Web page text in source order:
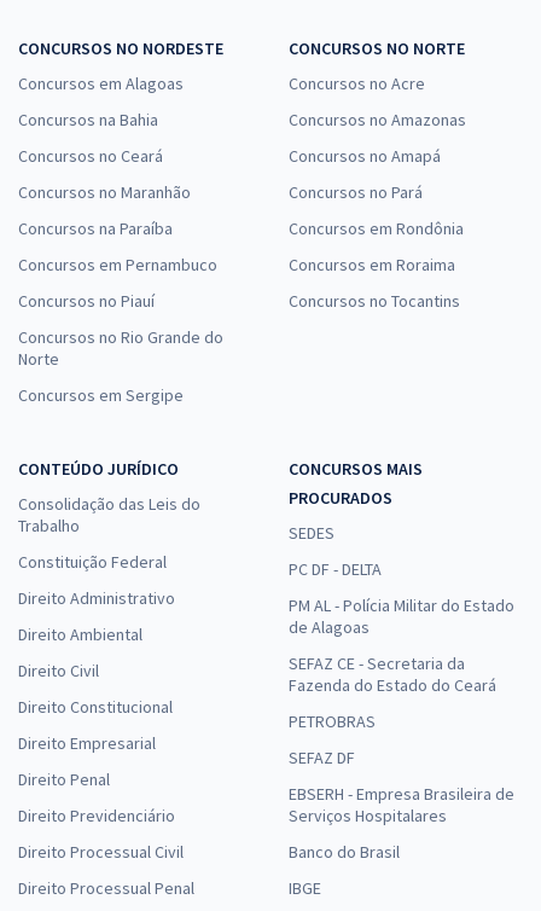
CONCURSOS NO NORDESTE
Concursos em Alagoas
Concursos na Bahia
Concursos no Ceará
Concursos no Maranhão
Concursos na Paraíba
Concursos em Pernambuco
Concursos no Piauí
Concursos no Rio Grande do
Norte
Concursos em Sergipe
CONCURSOS NO NORTE
Concursos no Acre
Concursos no Amazonas
Concursos no Amapá
Concursos no Pará
Concursos em Rondônia
Concursos em Roraima
Concursos no Tocantins
CONTEÚDO JURÍDICO
Consolidação das Leis do
Trabalho
Constituição Federal
Direito Administrativo
Direito Ambiental
Direito Civil
Direito Constitucional
Direito Empresarial
Direito Penal
Direito Previdenciário
Direito Processual Civil
Direito Processual Penal
CONCURSOS MAIS
PROCURADOS
SEDES
PC DF - DELTA
PM AL - Polícia Militar do Estado
de Alagoas
SEFAZ CE - Secretaria da
Fazenda do Estado do Ceará
PETROBRAS
SEFAZ DF
EBSERH - Empresa Brasileira de
Serviços Hospitalares
Banco do Brasil
IBGE